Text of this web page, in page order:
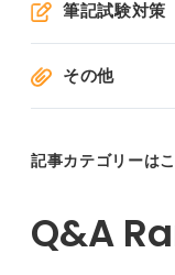
筆記試験対策
その他
記事カテゴリーは